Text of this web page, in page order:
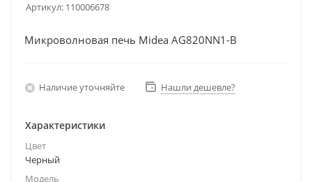
Артикул: 110006678
Микроволновая печь Midea AG820NN1-B
Наличие уточняйте Нашли дешевле?
Характеристики
Цвет
Черный
Модель